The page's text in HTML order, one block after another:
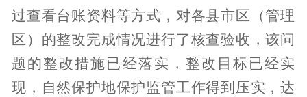
过查看台账资料等方式，对各县市区（管理
区）的整改完成情况进行了核查验收，该问
题的整改措施已经落实，整改目标已经实
现，自然保护地保护监管工作得到压实，达